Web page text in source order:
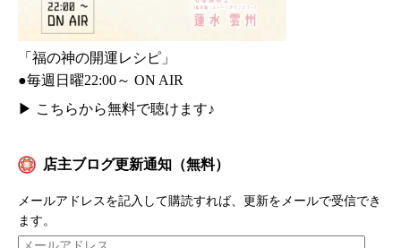
「福の神の開運レシピ」
●毎週日曜22:00～ ON AIR
▶ こちらから無料で聴けます♪
店主ブログ更新通知（無料）
メールアドレスを記入して購読すれば、更新をメールで受信でき
ます。